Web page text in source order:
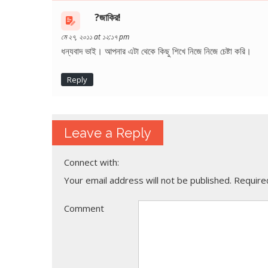
?জাকির!
মে ২৭, ২০১১ at ১২:১৭ pm
ধন্যবাদ ভাই। আপনার এটা থেকে কিছু শিখে নিজে নিজে চেষ্টা করি।
Reply
Leave a Reply
Connect with:
Your email address will not be published.
Comment